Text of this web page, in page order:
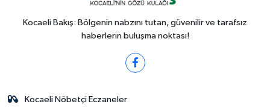
Kocaeli Bakış: Bölgenin nabzını tutan, güvenilir ve tarafsız
haberlerin buluşma noktası!
Kocaeli Nöbetçi Eczaneler